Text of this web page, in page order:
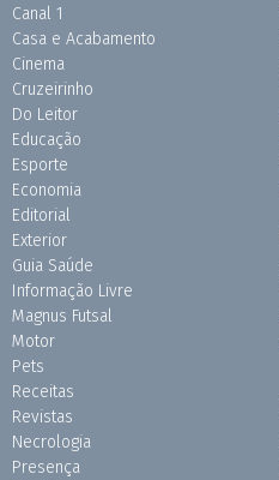
Canal 1
Casa e Acabamento
Cinema
Cruzeirinho
Do Leitor
Educação
Esporte
Economia
Editorial
Exterior
Guia Saúde
Informação Livre
Magnus Futsal
Motor
Pets
Receitas
Revistas
Necrologia
Presença